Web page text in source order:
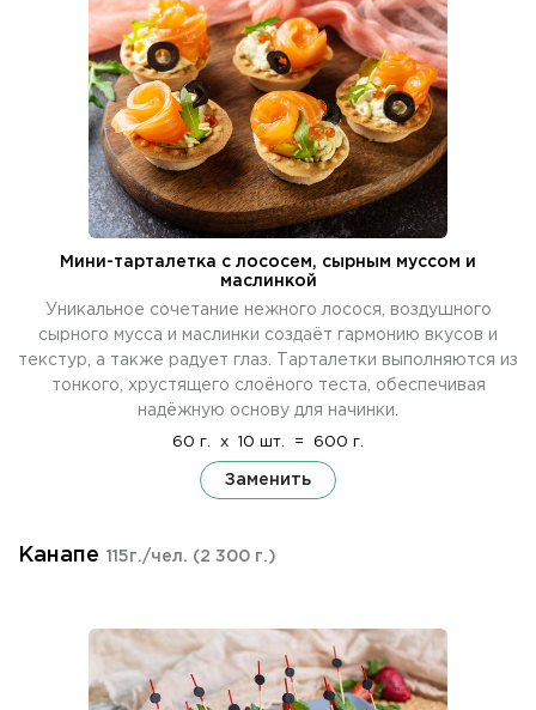
Мини-тарталетка с лососем, сырным муссом и
маслинкой
Уникальное сочетание нежного лосося, воздушного
сырного мусса и маслинки создаёт гармонию вкусов и
текстур, а также радует глаз. Тарталетки выполняются из
тонкого, хрустящего слоёного теста, обеспечивая
надёжную основу для начинки.
60 г. x 10 шт. = 600 г.
Заменить
Канапе 115г./чел. (2 300 г.)